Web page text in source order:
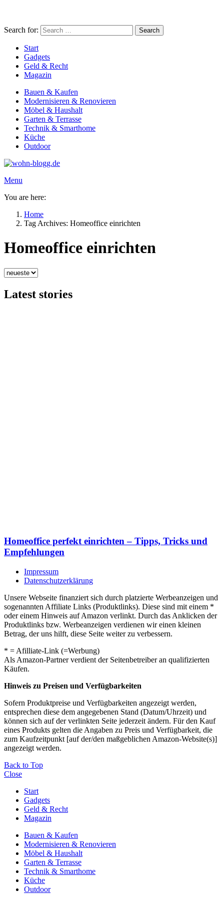
Search for: Search
Start
Gadgets
Geld & Recht
Magazin
Bauen & Kaufen
Modernisieren & Renovieren
Möbel & Haushalt
Garten & Terrasse
Technik & Smarthome
Küche
Outdoor
Menu
You are here:
Home
Tag Archives: Homeoffice einrichten
Homeoffice einrichten
Latest stories
Homeoffice perfekt einrichten – Tipps, Tricks und
Empfehlungen
Impressum
Datenschutzerklärung
Unsere Webseite finanziert sich durch platzierte Werbeanzeigen und
sogenannten Affiliate Links (Produktlinks). Diese sind mit einem *
oder einem Hinweis auf Amazon verlinkt. Durch das Anklicken der
Produktlinks bzw. Werbeanzeigen verdienen wir einen kleinen
Betrag, der uns hilft, diese Seite weiter zu verbessern.
* = Afilliate-Link (=Werbung)
Als Amazon-Partner verdient der Seitenbetreiber an qualifizierten
Käufen.
Hinweis zu Preisen und Verfügbarkeiten
Sofern Produktpreise und Verfügbarkeiten angezeigt werden,
entsprechen diese dem angegebenen Stand (Datum/Uhrzeit) und
können sich auf der verlinkten Seite jederzeit ändern. Für den Kauf
eines Produkts gelten die Angaben zu Preis und Verfügbarkeit, die
zum Kaufzeitpunkt [auf der/den maßgeblichen Amazon-Website(s)]
angezeigt werden.
Back to Top
Close
Start
Gadgets
Geld & Recht
Magazin
Bauen & Kaufen
Modernisieren & Renovieren
Möbel & Haushalt
Garten & Terrasse
Technik & Smarthome
Küche
Outdoor